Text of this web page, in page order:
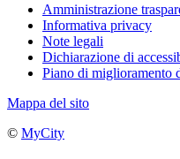
Amministrazione
Informativa privacy
Note legali
Dichiarazione di
Piano di miglioramento
Mappa del sito
© MyCity